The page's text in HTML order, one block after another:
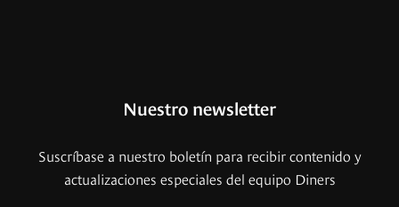
Nuestro newsletter
Suscríbase a nuestro boletín para recibir contenido y
actualizaciones especiales del equipo Diners